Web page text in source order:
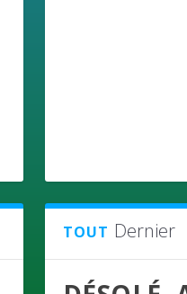
TOUT Dernier